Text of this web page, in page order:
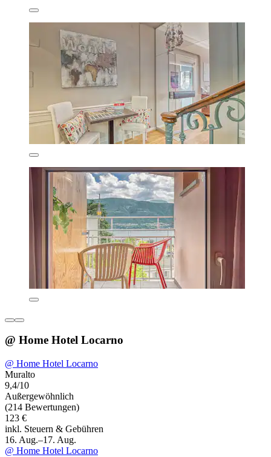
@ Home Hotel Locarno
@ Home Hotel Locarno
Muralto
9,4/10
Außergewöhnlich
(214 Bewertungen)
123 €
inkl. Steuern & Gebühren
16. Aug.–17. Aug.
@ Home Hotel Locarno